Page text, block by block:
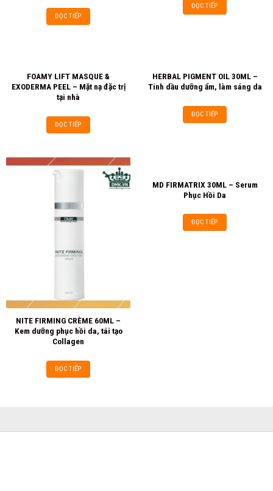
ĐỌC TIẾP
ĐỌC TIẾP
FOAMY LIFT MASQUE &
EXODERMA PEEL – Mặt nạ đặc trị
tại nhà
ĐỌC TIẾP
HERBAL PIGMENT OIL 30ML –
Tinh dầu dưỡng ẩm, làm sáng da
ĐỌC TIẾP
NITE FIRMING CRÈME 60ML –
Kem dưỡng phục hồi da, tái tạo
Collagen
ĐỌC TIẾP
MD FIRMATRIX 30ML – Serum
Phục Hồi Da
ĐỌC TIẾP